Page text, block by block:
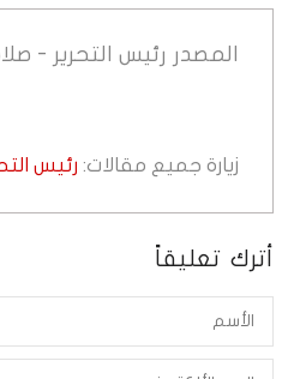
المصدر رئيس التحرير -
زيارة جميع مقالات: رئيس
أترك تعليقاً